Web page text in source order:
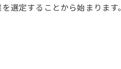
の新たな選択肢となる理由
実現する軽貨物配送の方法
選定することから始まりま